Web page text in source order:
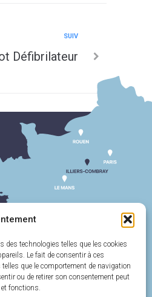
des technologies telles que les cookies
Le fait de consentir à ces
que le comportement de navigation
ou de retirer son consentement peut
fonctions.
SUIV
Défibrilateur